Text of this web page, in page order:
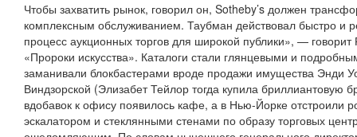
Чтобы захватить рынок, говорил он, Sotheby’s должен
комплексным обслуживанием. Таубман действовал быстро
процесс аукционных торгов для широкой публики», — говорит
«Пророки искусства». Каталоги стали глянцевыми и
заманивали блокбастерами вроде продажи имущества Энди
Виндзорской (Элизабет Тейлор тогда купила бриллиантовую
вдобавок к офису появилось кафе, а в Нью-Йорке отстроили
эскалатором и стеклянными стенами по образу торговых